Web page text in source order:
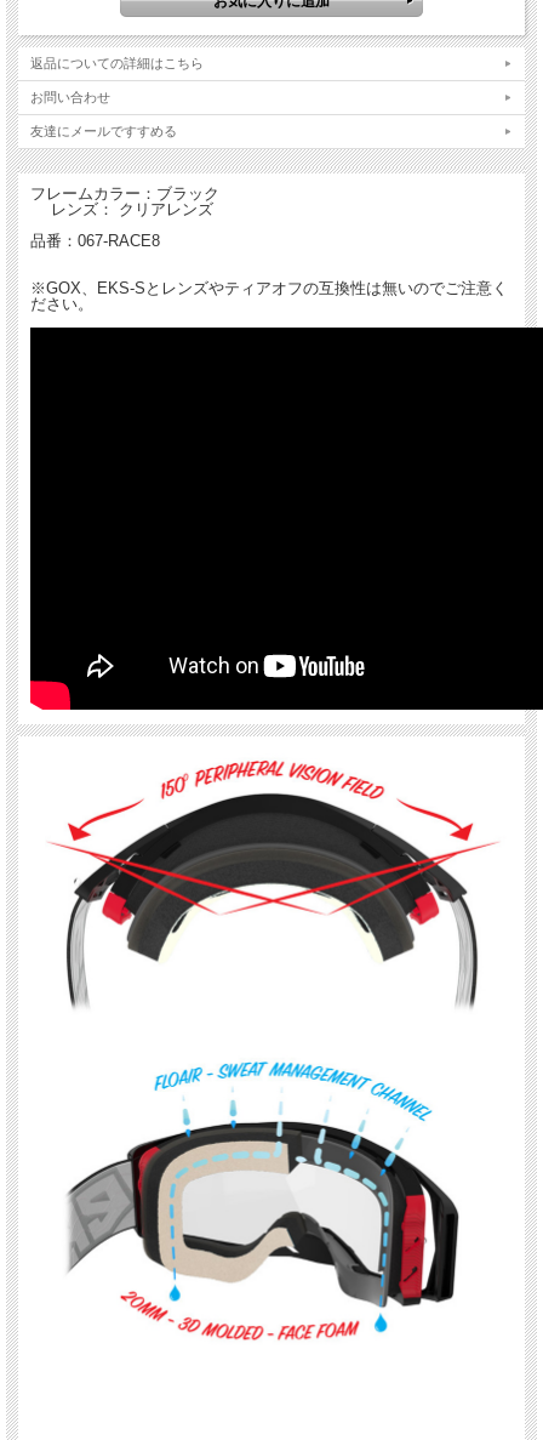
オフロードバイクマーケットが進化するにつれ、ゴーグルに要求される物も変わっ
コンディションが良い時にクリアな視界を確保することはもちろん、マディなどタ
フなコンディションでもクリアな視界が求められます。
新しいLUCIDゴーグルは、その驚異的なXDO（Xtreme Definition Optics）レンズテ
クノロジーにより、ビジョンとゴーグルの機能を最大限に向上させます。
頑丈なDYADリジッドアウターフレームがレンズを所定の位置にホールド、究極の
シール性を保持し飛散するデブリやホコリの侵入を許しません。
アウターフレームは定評ある当社独自のフェイスフォーム材のポリフレックスイン
ナーフレームに二重注入装着されています。
ポリフレックスインナーフレームは顔の形状に合わせて変形し、最適なシール性と
フィット感を実現。
LUCID ルシードゴーグルは ウェーブラッチ クイックレンズチェンジ&ロックシス
＜＜機能詳細＞＞
・頑丈なDYADフレームを新たに採用。アウターフレームは実績のあるポリフレッ
クスインナーフレームに二重注入装着。
・汗が目に入らないようコントロールする新たなフローエアーベンチレーションシ
・3D成型の厚さ17mm、汗止め用ネオプレンレイヤーを含む4層フェイスフォーム
・フォースフィットアウトリガーシステム
・45mmのウルトラワイドストラップには滑り止めシリコンを配置
・XDO, (Xtreme Definition Optics) インジェクションモールドレンズ
・ウェーブラッチ クイックレンズチェンジ&ロックシステム
・ハードコート&アンチフォグ加工されたレンズ
・レンズとフレームに統合されたティアオフピン
・ウルトラワイド 45mmロールオフシステムも装着可能に
・取り外し可能なベンチレーションノーズガード
返品についての詳細はこちら
お問い合わせ
友達にメールですすめる
フレームカラー：ブラック
レンズ： クリアレンズ
品番：067-RACE8
※GOX、EKS-Sとレンズやティアオフの互換性は無いのでご注意く
ださい。